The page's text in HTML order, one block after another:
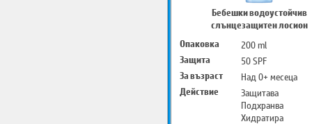
Бебешки водоустойчив
слънцезащитен лосион
Опаковка
200 ml
Защита
50 SPF
За възраст
Над 0+ месеца
Действие
Защитава
Подхранва
Хидратира